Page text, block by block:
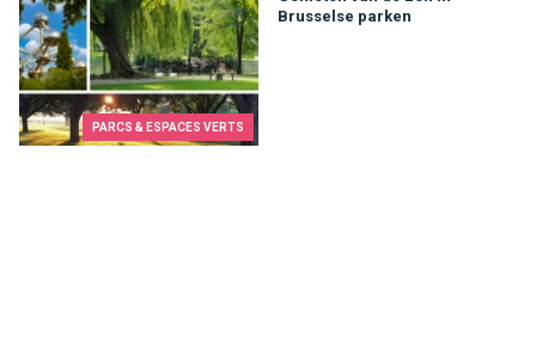
PARCS & ESPACES VERTS
Brusselse parken